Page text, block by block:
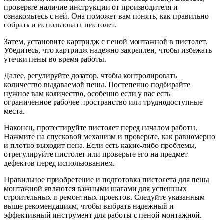
проверьте наличие инструкции от производителя и
ознакомьтесь с ней. Она поможет вам понять, как правильно
собрать и использовать пистолет.
Затем, установите картридж с пеной монтажной в пистолет.
Убедитесь, что картридж надежно закреплен, чтобы избежать
утечки пены во время работы.
Далее, регулируйте дозатор, чтобы контролировать
количество выдаваемой пены. Постепенно подбирайте
нужное вам количество, особенно если у вас есть
ограниченное рабочее пространство или труднодоступные
места.
Наконец, протестируйте пистолет перед началом работы.
Нажмите на спусковой механизм и проверьте, как равномерно
и плотно выходит пена. Если есть какие-либо проблемы,
отрегулируйте пистолет или проверьте его на предмет
дефектов перед использованием.
Правильное приобретение и подготовка пистолета для пены
монтажной являются важными шагами для успешных
строительных и ремонтных проектов. Следуйте указанным
выше рекомендациям, чтобы выбрать надежный и
эффективный инструмент для работы с пеной монтажной.